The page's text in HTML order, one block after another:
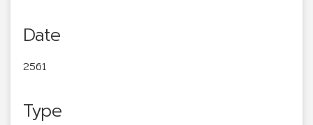
Date
2561
Type